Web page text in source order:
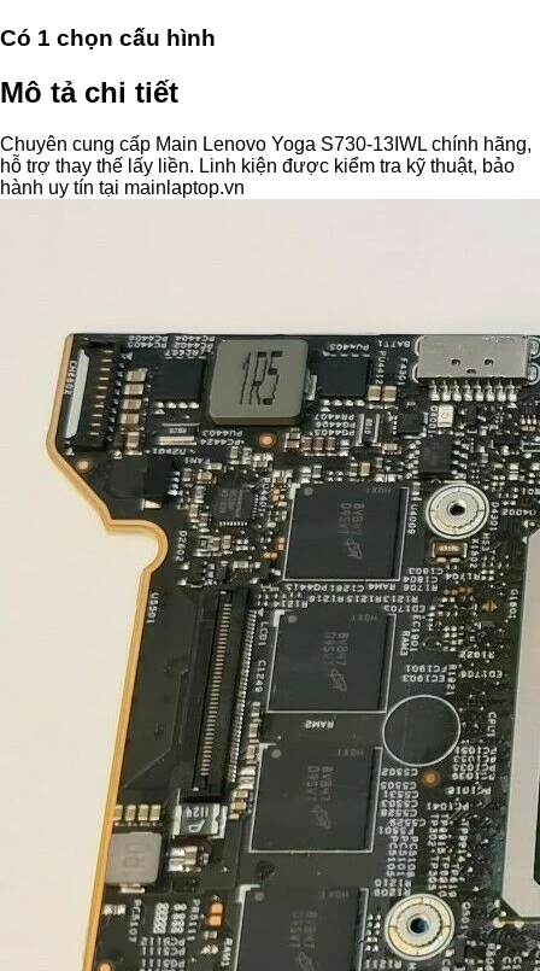
Có 1 chọn cấu hình
Mô tả chi tiết
Chuyên cung cấp Main Lenovo Yoga S730-13IWL chính hãng,
hỗ trợ thay thế lấy liền. Linh kiện được kiểm tra kỹ thuật, bảo
hành uy tín tại mainlaptop.vn